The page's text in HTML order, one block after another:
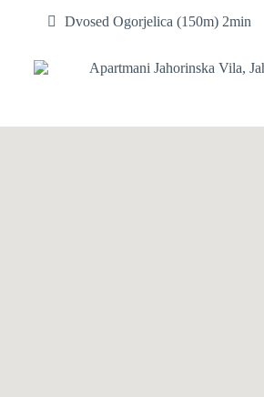
Dvosed Ogorjelica (150m) 2min